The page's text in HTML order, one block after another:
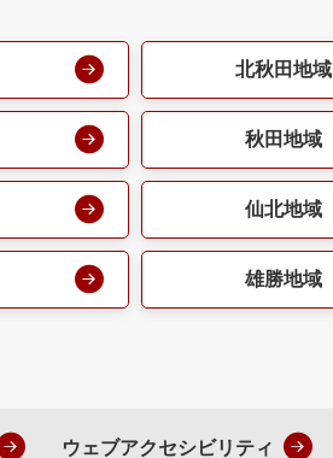
北秋田地域
秋田地域
仙北地域
雄勝地域
ウェブアクセシビリティ